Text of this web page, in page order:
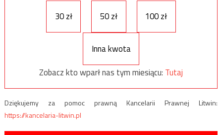
30 zł
50 zł 100 zł
Inna kwota
Zobacz kto wparł nas tym miesiącu: Tutaj
Dziękujemy za pomoc prawną Kancelarii Prawnej Litwin:
https://kancelaria-litwin.pl